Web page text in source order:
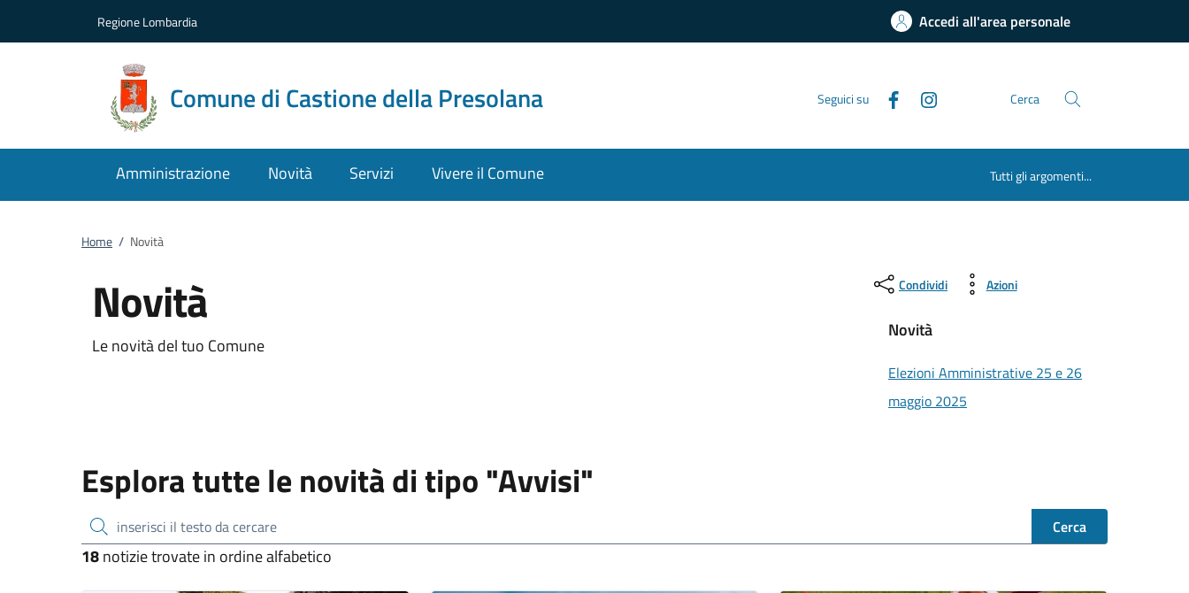
Regione Lombardia Accedi all'area personale
Comune di Castione della Presolana Seguici su Cerca
Amministrazione Novità Servizi Vivere il Comune Tutti gli argomenti...
Home / Novità
Novità
Le novità del tuo Comune
Condividi Azioni
Novità
Elezioni Amministrative 25 e 26
maggio 2025
Esplora tutte le novità di tipo "Avvisi"
inserisci il testo da cercare Cerca
18notizie trovate in ordine alfabetico